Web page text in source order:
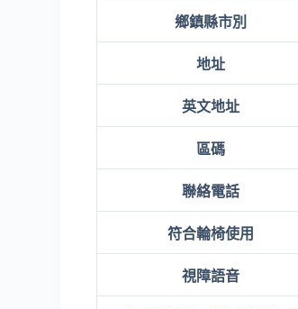
鄉鎮縣市別
地址
英文地址
區碼
聯絡電話
符合輪椅使用
視障語音